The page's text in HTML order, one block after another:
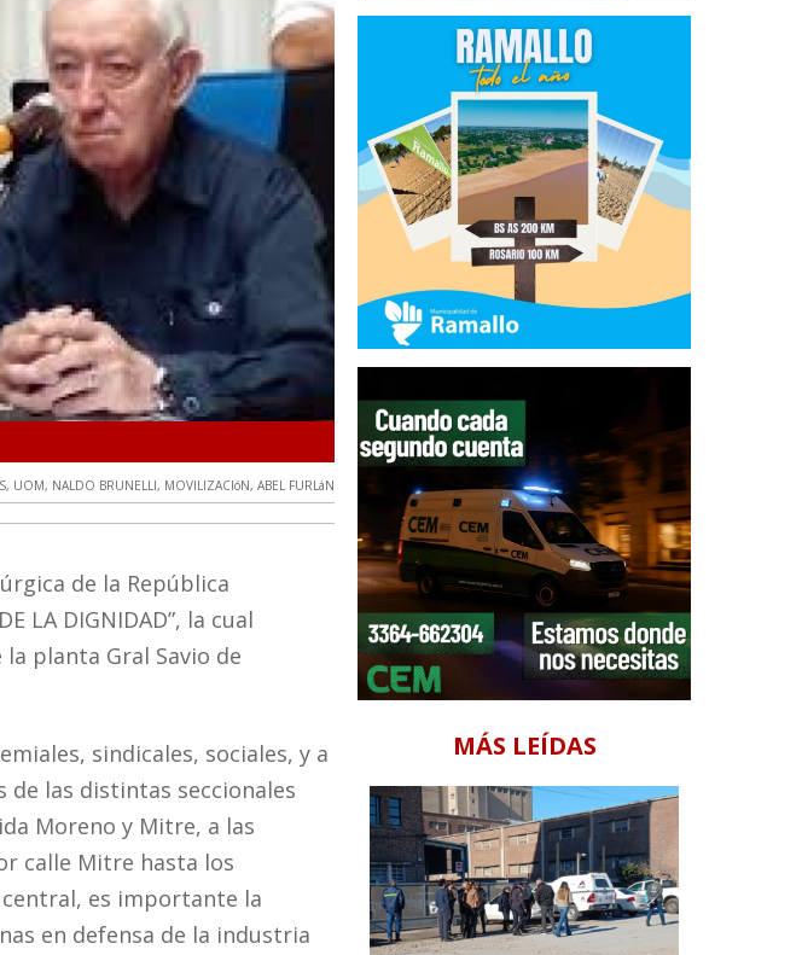
Cierran la movilización Naldo Brunelli y Abel Furlán
, UOM, NALDO BRUNELLI, MOVILIZACIóN,ABEL FURLáN
de la República
LA DIGNIDAD”, la cual
planta Gral Savio de
sindicales, sociales, y a
de las distintas seccionales
Moreno y Mitre, a las
calle Mitre hasta los
es importante la
en defensa de la industria
MÁS LEÍDAS